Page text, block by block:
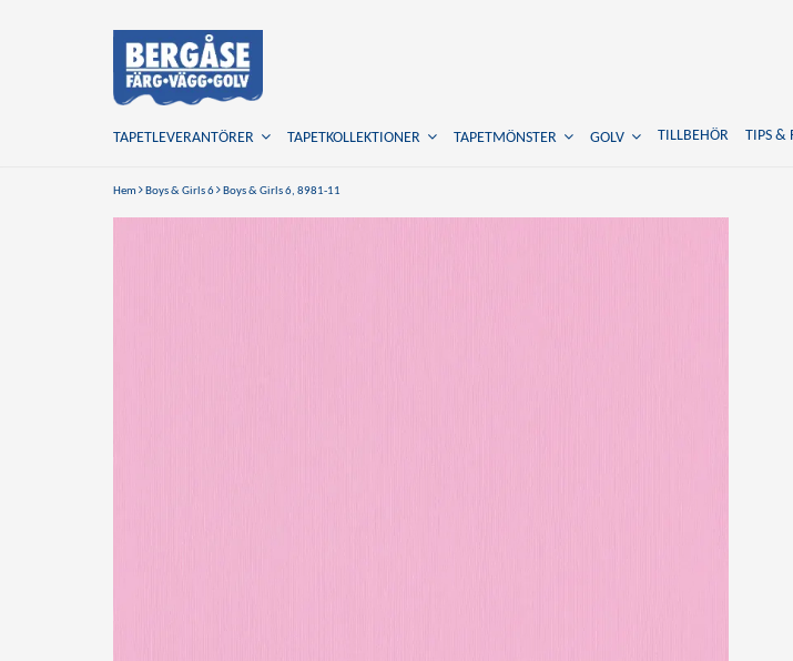
Hem Boys & Girls 6 Boys & Girls 6, 8981-11
TAPETLEVERANTÖRER TAPETKOLLEKTIONER TAPETMÖNSTER GOLV TILLBEHÖR TIPS &